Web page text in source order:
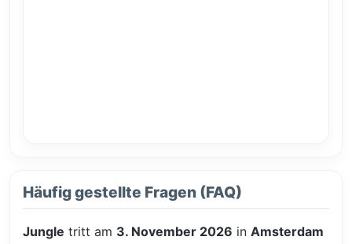
Häufig gestellte Fragen (FAQ)
Jungle tritt am 3. November 2026 in Amsterdam